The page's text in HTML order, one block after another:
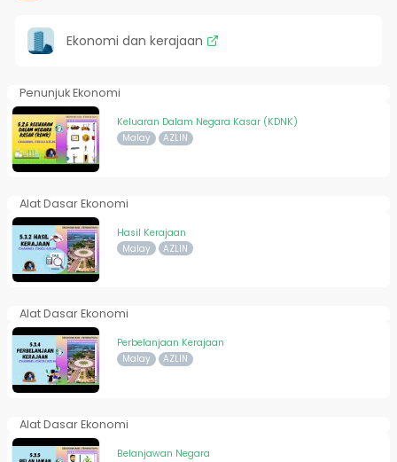
Ekonomi dan kerajaan
Penunjuk Ekonomi
Keluaran Dalam Negara Kasar (KDNK)
Malay AZLIN
Alat Dasar Ekonomi
Hasil Kerajaan
Malay AZLIN
Alat Dasar Ekonomi
Perbelanjaan Kerajaan
Malay AZLIN
Alat Dasar Ekonomi
Belanjawan Negara